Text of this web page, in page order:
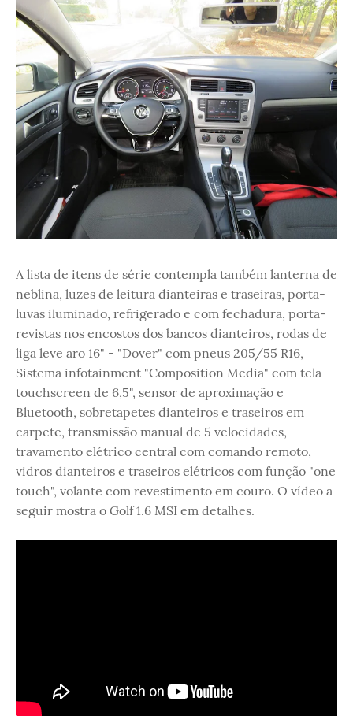
A lista de itens de série contempla também lanterna de
neblina, luzes de leitura dianteiras e traseiras, porta-
luvas iluminado, refrigerado e com fechadura, porta-
revistas nos encostos dos bancos dianteiros, rodas de
liga leve aro 16" - "Dover" com pneus 205/55 R16,
Sistema infotainment "Composition Media" com tela
touchscreen de 6,5", sensor de aproximação e
Bluetooth, sobretapetes dianteiros e traseiros em
carpete, transmissão manual de 5 velocidades,
travamento elétrico central com comando remoto,
vidros dianteiros e traseiros elétricos com função "one
touch", volante com revestimento em couro. O vídeo a
seguir mostra o Golf 1.6 MSI em detalhes.